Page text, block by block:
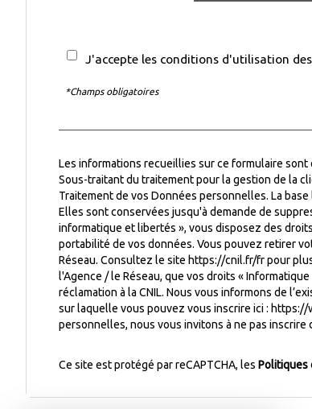
J'accepte les conditions d'utilisation
*Champs obligatoires
Les informations recueillies sur ce formulaire
Sous-traitant du traitement pour la gestion de la
Traitement de vos Données personnelles. La
Elles sont conservées jusqu'à demande de
informatique et libertés », vous disposez des
portabilité de vos données. Vous pouvez retirer
Réseau. Consultez le site https://cnil.fr/frpour
l'Agence / le Réseau, que vos droits «
réclamation à la CNIL. Nous vous informons de
sur laquelle vous pouvez vous inscrire ici : https://
personnelles, nous vous invitons à ne pas
Ce site est protégé par reCAPTCHA, les Politiques